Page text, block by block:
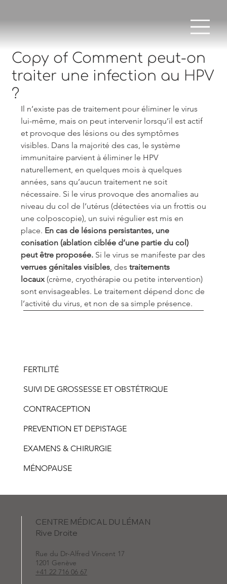
Copy of Comment peut-on
traiter une infection au HPV
?
Il n’existe pas de traitement pour éliminer le virus
lui-même, mais on peut intervenir lorsqu’il est actif
et provoque des lésions ou des symptômes
visibles. Dans la majorité des cas, le système
immunitaire parvient à éliminer le HPV
naturellement, en quelques mois à quelques
années, sans qu’aucun traitement ne soit
nécessaire. Si le virus provoque des anomalies au
niveau du col de l’utérus (détectées via un frottis ou
une colposcopie), un suivi régulier est mis en
place. En cas de lésions persistantes, une
conisation (ablation ciblée d’une partie du col)
peut être proposée. Si le virus se manifeste par des
verrues génitales visibles, des traitements
locaux (crème, cryothérapie ou petite intervention)
sont envisageables. Le traitement dépend donc de
l’activité du virus, et non de sa simple présence.
FERTILITÉ
SUIVI DE GROSSESSE ET OBSTÉTRIQUE
CONTRACEPTION
PREVENTION ET DEPISTAGE
EXAMENS & CHIRURGIE
MÉNOPAUSE
CENTRE MÉDICAL DU LÉMAN
Rive Droite
Rue du Dr-Alfred Vincent 17
1201 Genève
+41 22 716 06 67